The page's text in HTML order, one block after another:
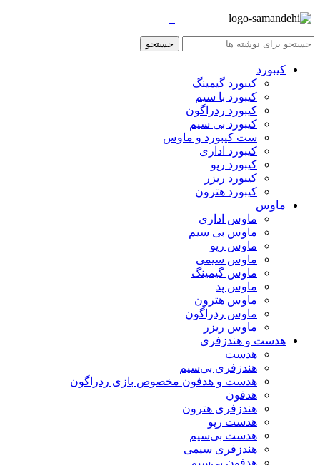
جستجو
کیبورد
کیبورد گیمینگ
کیبورد با سیم
کیبورد ردراگون
کیبورد بی سیم
ست کیبورد و ماوس
کیبورد اداری
کیبورد رپو
کیبورد ریزر
کیبورد هترون
ماوس
ماوس اداری
ماوس بی سیم
ماوس رپو
ماوس سیمی
ماوس گیمینگ
ماوس پد
ماوس هترون
ماوس ردراگون
ماوس ریزر
هدست و هندزفری
هدست
هندزفری بی‌سیم
هدست و هدفون مخصوص بازی ردراگون
هدفون
هندزفری هترون
هدست رپو
هدست بی‌سیم
هندزفری سیمی